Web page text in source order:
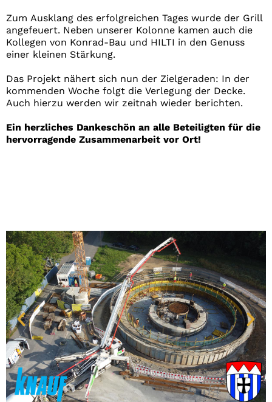
Zum Ausklang des erfolgreichen Tages wurde der Grill
angefeuert. Neben unserer Kolonne kamen auch die
Kollegen von Konrad-Bau und HILTI in den Genuss
einer kleinen Stärkung.
Das Projekt nähert sich nun der Zielgeraden: In der
kommenden Woche folgt die Verlegung der Decke.
Auch hierzu werden wir zeitnah wieder berichten.
Ein herzliches Dankeschön an alle Beteiligten für die
hervorragende Zusammenarbeit vor Ort!